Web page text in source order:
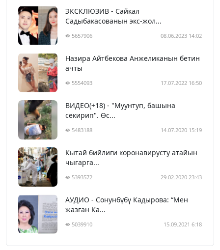
ЭКСКЛЮЗИВ - Сайкал
Садыбакасованын экс-жол...
5657906 08.06.2023 14:02
Назира Айтбекова Анжеликанын бетин
ачты
5554093 17.07.2022 16:50
ВИДЕО(+18) - "Муунтуп, башына
секирип". Өс...
5483188 14.07.2020 15:19
Кытай бийлиги коронавирусту атайын
чыгарга...
5393572 29.02.2020 23:43
АУДИО - Сонунбүбү Кадырова: “Мен
жазган Ка...
5039910 15.09.2021 6:18